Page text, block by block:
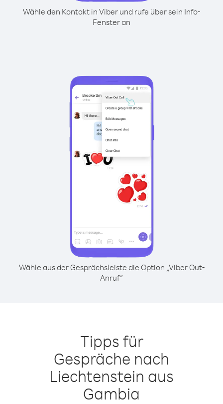
Wähle den Kontakt in Viber und rufe über sein Info-
Fenster an
Wähle aus der Gesprächsleiste die Option „Viber Out-
Anruf“
Tipps für
Gespräche nach
Liechtenstein aus
Gambia